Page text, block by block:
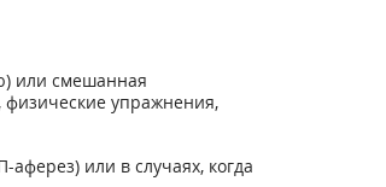
или смешанная
физические упражнения,
или в случаях, когда